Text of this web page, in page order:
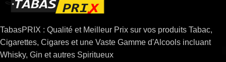
TabasPRIX : Qualité et Meilleur Prix sur vos produits Tabac,
Cigarettes, Cigares et une Vaste Gamme d'Alcools incluant
Whisky, Gin et autres Spiritueux